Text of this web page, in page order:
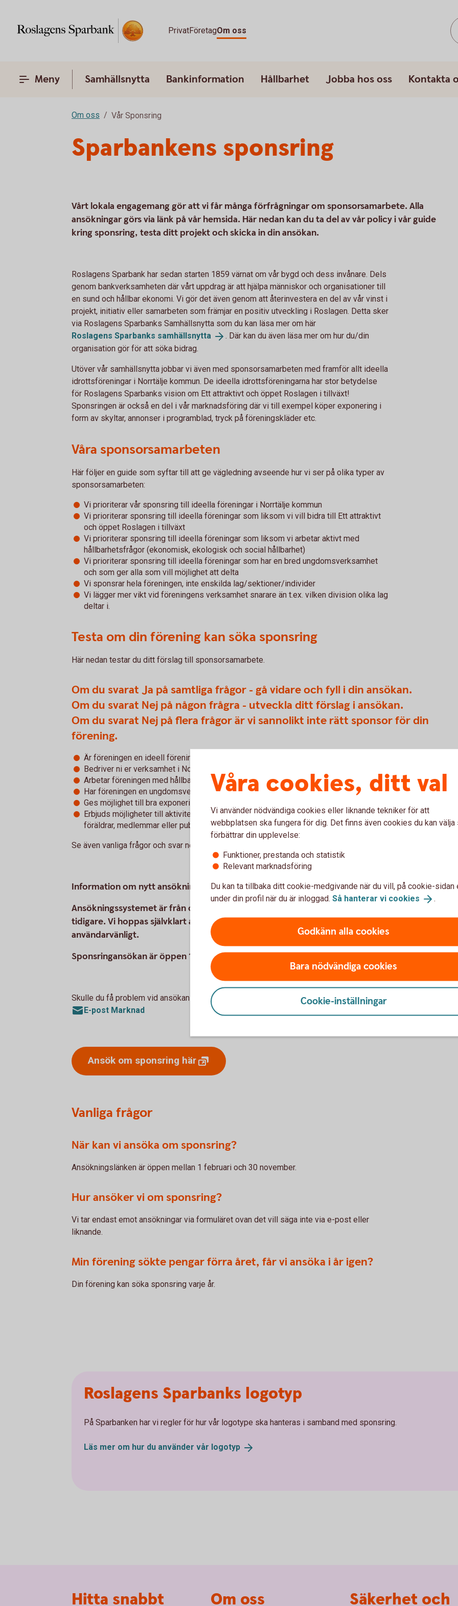
PrivatFöretagOm oss
Meny Samhällsnytta Bankinformation Hållbarhet Jobba hos oss Kontakta
Om oss Vår Sponsring
Sparbankens sponsring
Vårt lokala engagemang gör att vi får många förfrågningar om sponsorsamarbete. Alla
ansökningar görs via länk på vår hemsida. Här nedan kan du ta del av vår policy i vår guide
kring sponsring, testa ditt projekt och skicka in din ansökan.
Roslagens Sparbank har sedan starten 1859 värnat om vår bygd och dess invånare. Dels
genom bankverksamheten där vårt uppdrag är att hjälpa människor och organisationer till
en sund och hållbar ekonomi. Vi gör det även genom att återinvestera en del av vår vinst i
projekt, initiativ eller samarbeten som främjar en positiv utveckling i Roslagen. Detta sker
via Roslagens Sparbanks Samhällsnytta som du kan läsa mer om här
Roslagens Sparbanks samhällsnytta
. Där kan du även läsa mer om hur du/din
organisation gör för att söka bidrag.
Utöver vår samhällsnytta jobbar vi även med sponsorsamarbeten med framför allt ideella
idrottsföreningar i Norrtälje kommun. De ideella idrottsföreningarna har stor betydelse
för Roslagens Sparbanks vision om Ett attraktivt och öppet Roslagen i tillväxt!
Sponsringen är också en del i vår marknadsföring där vi till exempel köper exponering i
form av skyltar, annonser i programblad, tryck på föreningskläder etc.
Våra sponsorsamarbeten
Här följer en guide som syftar till att ge vägledning avseende hur vi ser på olika typer av
sponsorsamarbeten:
Vi prioriterar vår sponsring till ideella föreningar i Norrtälje kommun
Vi prioriterar sponsring till ideella föreningar som liksom vi vill bidra till Ett attraktivt
och öppet Roslagen i tillväxt
Vi prioriterar sponsring till ideella föreningar som liksom vi arbetar aktivt med
hållbarhetsfrågor (ekonomisk, ekologisk och social hållbarhet)
Vi prioriterar sponsring till ideella föreningar som har en bred ungdomsverksamhet
och som ger alla som vill möjlighet att delta
Vi sponsrar hela föreningen, inte enskilda lag/sektioner/individer
Vi lägger mer vikt vid föreningens verksamhet snarare än t.ex. vilken division olika lag
deltar i.
Testa om din förening kan söka sponsring
Här nedan testar du ditt förslag till sponsorsamarbete.
Om du svarat Ja på samtliga frågor - gå vidare och fyll i din ansökan.
Om du svarat Nej på någon frågra - utveckla ditt förslag i ansökan.
Om du svarat Nej på flera frågor är vi sannolikt inte rätt sponsor för din
förening.
Är föreningen en ideell förening?
Bedriver ni er verksamhet i Norrtälje kommun?
Arbetar föreningen med hållbarhet (ekonomisk, ekologisk och social hållbarhet)?
Har föreningen en ungdomsverksamhet som ger alla som vill möjlighet att delta?
Ges möjlighet till bra exponering av bankens varumärke?
Erbjuds möjligheter till aktiviteter där Roslagens Sparbank kan nå ut till t.ex. ungdomar,
föräldrar, medlemmar eller publik?
Se även vanliga frågor och svar nedan.
Information om nytt ansökningssystem
Ansökningssystemet är från om med 2025 nytt och ser helt annorlunda ut jämfört med
tidigare. Vi hoppas självklart att allt fungerar som det ska och att det ska vara mer
användarvänligt.
Sponsringansökan är öppen 1 februari - 30 november.
Skulle du få problem vid ansökan kontakta Marknad via e-post.
E-post Marknad
Ansök om sponsring här
Vanliga frågor
När kan vi ansöka om sponsring?
Ansökningslänken är öppen mellan 1 februari och 30 november.
Hur ansöker vi om sponsring?
Vi tar endast emot ansökningar via formuläret ovan det vill säga inte via e-post eller
liknande.
Min förening sökte pengar förra året, får vi ansöka i år igen?
Din förening kan söka sponsring varje år.
Roslagens Sparbanks logotyp
På Sparbanken har vi regler för hur vår logotype ska hanteras i samband med sponsring.
Läs mer om hur du använder vår logotyp
Våra cookies, ditt val
Vi använder nödvändiga cookies eller liknande tekniker för att
webbplatsen ska fungera för dig. Det finns även cookies du kan välja
förbättrar din upplevelse:
Funktioner, prestanda och statistik
Relevant marknadsföring
Du kan ta tillbaka ditt cookie-medgivande när du vill, på cookie-sidan
under din profil när du är inloggad. Så hanterar vi cookies .
Godkänn alla cookies
Bara nödvändiga cookies
Cookie-inställningar
Hitta snabbt Om oss Säkerhet och